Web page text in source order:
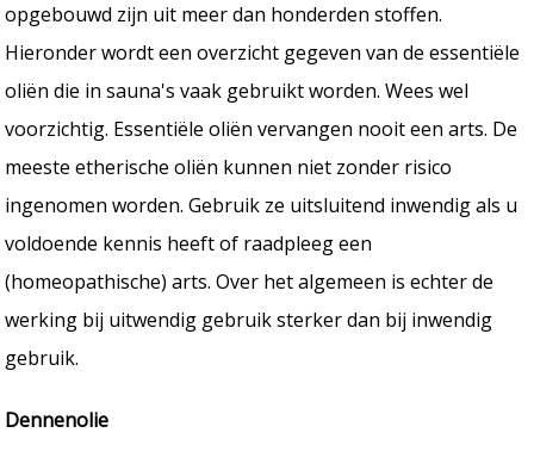
opgebouwd zijn uit meer dan honderden stoffen.
Hieronder wordt een overzicht gegeven van de essentiële
oliën die in sauna's vaak gebruikt worden. Wees wel
voorzichtig. Essentiële oliën vervangen nooit een arts. De
meeste etherische oliën kunnen niet zonder risico
ingenomen worden. Gebruik ze uitsluitend inwendig als u
voldoende kennis heeft of raadpleeg een
(homeopathische) arts. Over het algemeen is echter de
werking bij uitwendig gebruik sterker dan bij inwendig
gebruik.
Dennenolie